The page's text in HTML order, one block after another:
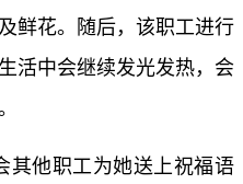
鲜花。随后，该职工进行
活中会继续发光发热，会
其他职工为她送上祝福语